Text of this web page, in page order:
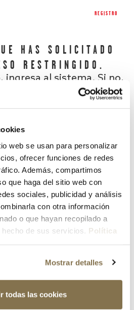
web se usan para personalizar
ofrecer funciones de redes
Además, compartimos
que haga del sitio web con
sociales, publicidad y análisis
con otra información
o que hayan recopilado a
de sus servicios. Política
Mostrar detalles
todas las cookies
REGISTRO
HAS SOLICITADO
RESTRINGIDO.
ingresa al sistema. Si no,